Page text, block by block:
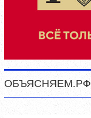
ОБЪЯСНЯЕМ.РФ